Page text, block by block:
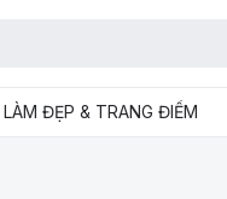
LÀM ĐẸP & TRANG ĐIỂM